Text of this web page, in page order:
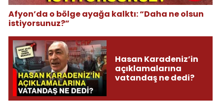
Afyon’da o bölge ayağa kalktı: “Daha ne olsun
istiyorsunuz?”
Hasan Karadeniz’in
açıklamalarına
vatandaş ne dedi?